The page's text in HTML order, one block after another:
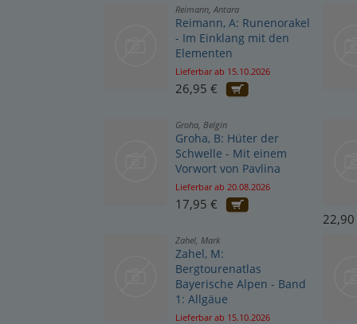
Reimann, Antara
Reimann, A: Runenorakel
- Im Einklang mit den
Elementen
Lieferbar ab 15.10.2026
26,95 €
Groha, Belgin
Groha, B: Hüter der
Schwelle - Mit einem
Vorwort von Pavlina
Lieferbar ab 20.08.2026
17,95 €
Zahel, Mark
Zahel, M:
Bergtourenatlas
Bayerische Alpen - Band
1: Allgäue
Lieferbar ab 15.10.2026